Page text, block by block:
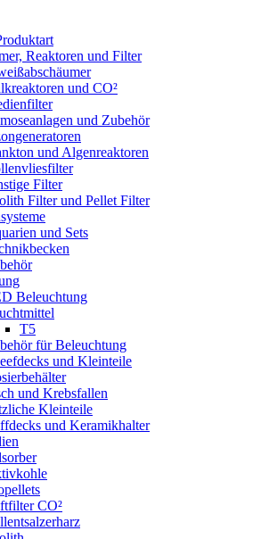
Reaktoren und Filter
und CO²
und Zubehör
und Algenreaktoren
Filter
Filter und Pellet Filter
und Sets
Beleuchtung
T5
für Beleuchtung
und Kleinteile
und Krebsfallen
Kleinteile
und Keramikhalter
CO²